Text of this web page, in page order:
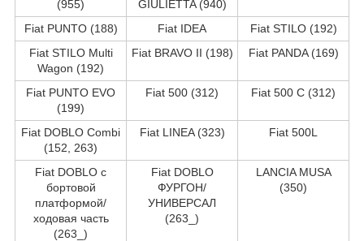
(955)
GIULIETTA (940)
Fiat PUNTO (188) Fiat IDEA
Fiat STILO (192)
Fiat STILO Multi
Wagon (192)
Fiat BRAVO II (198) Fiat PANDA (169)
Fiat PUNTO EVO
(199)
Fiat 500 (312) Fiat 500 C (312)
Fiat DOBLO Combi
(152, 263)
Fiat LINEA (323) Fiat 500L
Fiat DOBLO c
бортовой
платформой/
ходовая часть
(263_)
Fiat DOBLO
ФУРГОН/
УНИВЕРСАЛ
(263_)
LANCIA MUSA
(350)